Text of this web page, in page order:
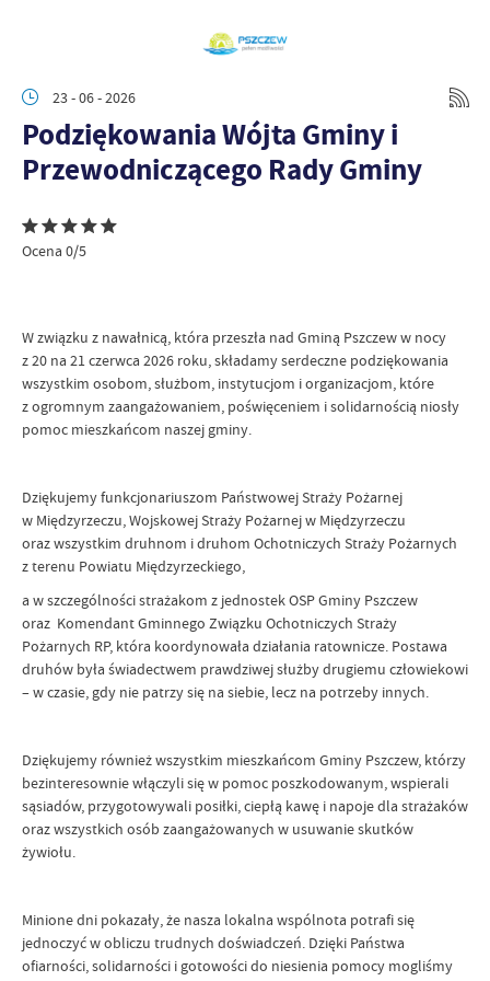
23 - 06 - 2026
Podziękowania Wójta Gminy i
Przewodniczącego Rady Gminy
Ocena 0/5
W związku z nawałnicą, która przeszła nad Gminą Pszczew w nocy
z 20 na 21 czerwca 2026 roku, składamy serdeczne podziękowania
wszystkim osobom, służbom, instytucjom i organizacjom, które
z ogromnym zaangażowaniem, poświęceniem i solidarnością niosły
pomoc mieszkańcom naszej gminy.
Dziękujemy funkcjonariuszom Państwowej Straży Pożarnej
w Międzyrzeczu, Wojskowej Straży Pożarnej w Międzyrzeczu
oraz wszystkim druhnom i druhom Ochotniczych Straży Pożarnych
z terenu Powiatu Międzyrzeckiego,
a w szczególności strażakom z jednostek OSP Gminy Pszczew
oraz Komendant Gminnego Związku Ochotniczych Straży
Pożarnych RP, która koordynowała działania ratownicze. Postawa
druhów była świadectwem prawdziwej służby drugiemu człowiekowi
– w czasie, gdy nie patrzy się na siebie, lecz na potrzeby innych.
Dziękujemy również wszystkim mieszkańcom Gminy Pszczew, którzy
bezinteresownie włączyli się w pomoc poszkodowanym, wspierali
sąsiadów, przygotowywali posiłki, ciepłą kawę i napoje dla strażaków
oraz wszystkich osób zaangażowanych w usuwanie skutków
żywiołu.
Minione dni pokazały, że nasza lokalna wspólnota potrafi się
jednoczyć w obliczu trudnych doświadczeń. Dzięki Państwa
ofiarności, solidarności i gotowości do niesienia pomocy mogliśmy